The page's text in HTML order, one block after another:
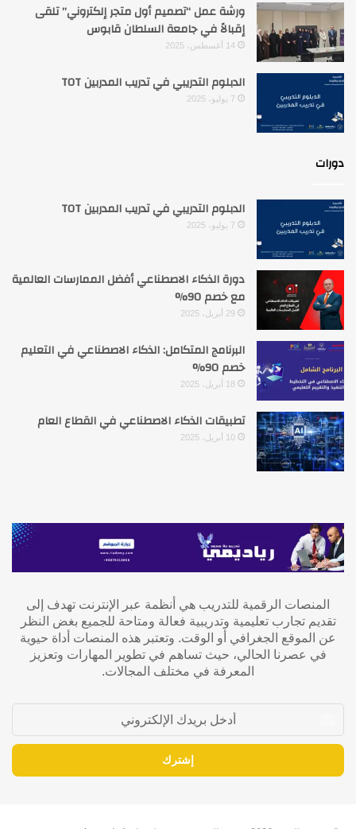
ورشة عمل “تصميم أول متجر إلكتروني” تلقى
إقبالاً في جامعة السلطان قابوس
14 أغسطس، 2025
الدبلوم التدريبي في تدريب المدربين TOT
7 يوليو، 2025
دورات
الدبلوم التدريبي في تدريب المدربين TOT
7 يوليو، 2025
دورة الذكاء الاصطناعي أفضل الممارسات العالمية
مع خصم 90%
29 أبريل، 2025
البرنامج المتكامل: الذكاء الاصطناعي في التعليم
خصم 90%
18 أبريل، 2025
تطبيقات الذكاء الاصطناعي في القطاع العام
10 أبريل، 2025
المنصات الرقمية للتدريب هي أنظمة عبر الإنترنت تهدف إلى
تقديم تجارب تعليمية وتدريبية فعالة ومتاحة للجميع بغض النظر
عن الموقع الجغرافي أو الوقت. وتعتبر هذه المنصات أداة حيوية
في عصرنا الحالي، حيث تساهم في تطوير المهارات وتعزيز
المعرفة في مختلف المجالات.
الإلكتروني